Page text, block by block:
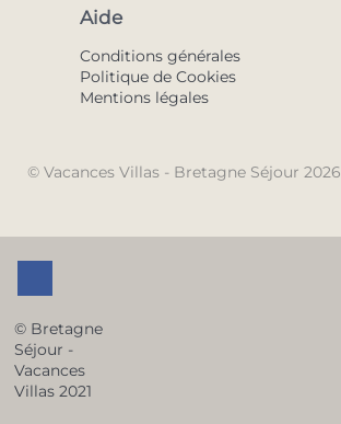
Aide
Conditions générales
Politique de Cookies
Mentions légales
© Vacances Villas - Bretagne Séjour 2026
© Bretagne
Séjour -
Vacances
Villas 2021